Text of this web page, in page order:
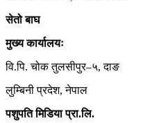
सेतो बाघ
मुख्य कार्यालयः
वि.पि. चोक तुलसीपुर–५, दाङ
लुम्बिनी प्रदेश, नेपाल
पशुपति मिडिया प्रा.लि.